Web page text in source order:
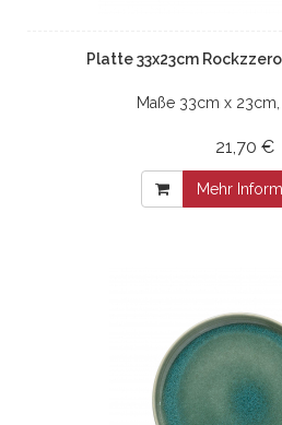
Platte 33x23cm
Maße 33cm x
21,70 €
Mehr